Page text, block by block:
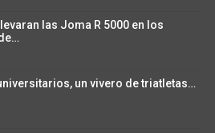
las Joma R 5000 en los
un vivero de triatletas…